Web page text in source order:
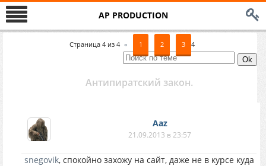
AP PRODUCTION
Страница 4 из 4 « 1 2 3 4
Антипиратский закон.
Aaz
21.09.2013 в 23:57
snegovik, спокойно захожу на сайт, даже не в курсе куда